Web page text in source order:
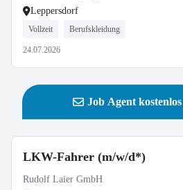
Leppersdorf
Vollzeit Berufskleidung
24.07.2026
Job Agent
LKW-Fahrer (m/w/d*)
Rudolf Laier GmbH